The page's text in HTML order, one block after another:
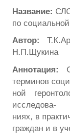
Название:
по
Автор:
Н.П.Щукина
Аннотация:
терминов
ной
исследова-
ниях, в
граждан и в